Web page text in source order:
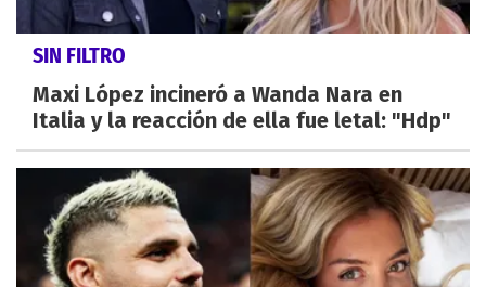
SIN FILTRO
Maxi López incineró a Wanda Nara en
Italia y la reacción de ella fue letal: "Hdp"